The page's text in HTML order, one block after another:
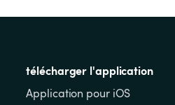
télécharger l'application
Application pour iOS